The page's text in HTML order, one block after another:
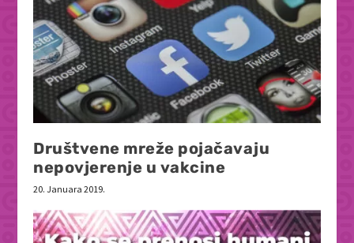
Društvene mreže pojačavaju
nepovjerenje u vakcine
20. Januara 2019.